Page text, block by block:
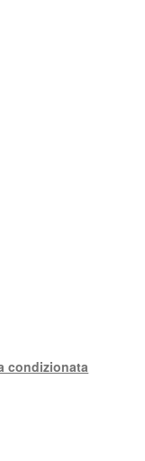
condizionata